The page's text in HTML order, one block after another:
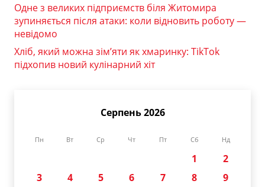
Одне з великих підприємств біля Житомира
зупиняється після атаки: коли відновить роботу —
невідомо
Хліб, який можна зім’яти як хмаринку: TikTok
підхопив новий кулінарний хіт
Серпень 2026
Пн Вт Ср Чт Пт Сб Нд
1
2
3
4 5 6 7 8
9